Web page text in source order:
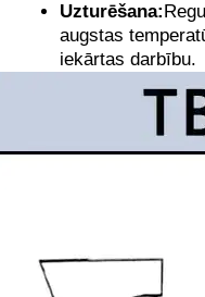
Uzturēšana:
augstas
iekārtas darbību.